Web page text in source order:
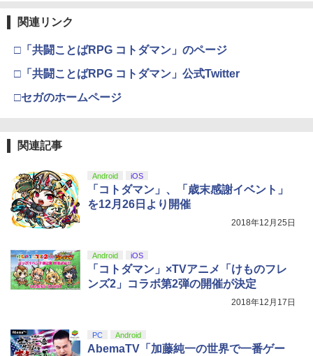
関連リンク
□「共闘ことばRPG コトダマン」のページ
□「共闘ことばRPG コトダマン」公式Twitter
□セガのホームページ
関連記事
Android iOS
「コトダマン」、「歳末感謝イベント」
を12月26日より開催
2018年12月25日
Android iOS
「コトダマン」×TVアニメ「けものフレ
ンズ2」コラボ第2弾の開催が決定
2018年12月17日
PC Android
AbemaTV「加藤純一の世界で一番ゲー